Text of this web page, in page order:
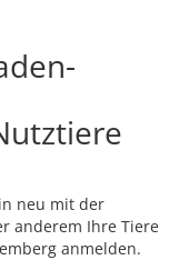
neu mit der
anderem Ihre Tiere
anmelden.